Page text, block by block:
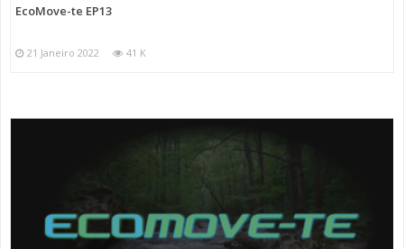
EcoMove-te EP13
21 Janeiro 2022 41 K